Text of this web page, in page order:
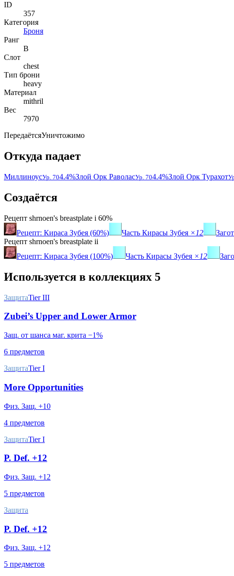
ID
357
Категория
Броня
Ранг
B
Слот
chest
Тип брони
heavy
Материал
mithril
Вес
7970
ПередаётсяУничтожимо
Откуда падает
МиллиноусУр. 704.4%Злой Орк РаволасУр. 704.4%Злой Орк Турахот
Создаётся
Рецепт shrnoen's breastplate i 60%
Рецепт: Кираса Зубея (60%)
Часть Кирасы Зубея ×12
Рецепт shrnoen's breastplate ii
Рецепт: Кираса Зубея (100%)
Часть Кирасы Зубея ×12
Используется в коллекциях 5
ЗащитаTier III
Zubei’s Upper and Lower Armor
Защ. от шанса маг. крита −1%
6 предметов
ЗащитаTier I
More Opportunities
Физ. Защ. +10
4 предметов
ЗащитаTier I
P. Def. +12
Физ. Защ. +12
5 предметов
Защита
P. Def. +12
Физ. Защ. +12
5 предметов